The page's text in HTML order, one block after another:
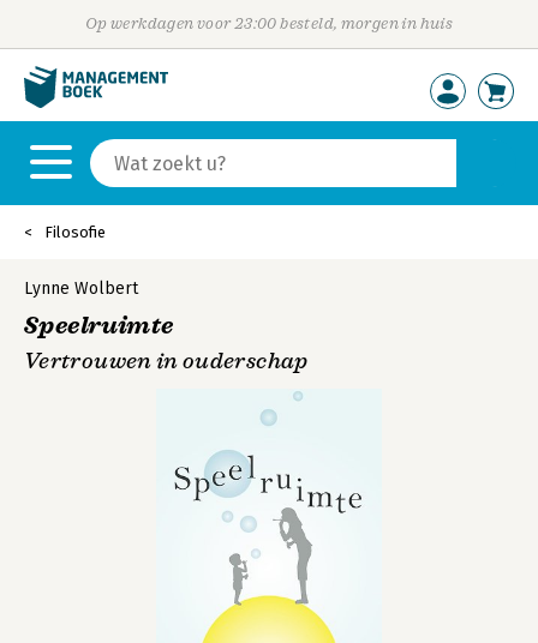
Op werkdagen voor 23:00 besteld, morgen in huis
Filosofie
Lynne Wolbert
Speelruimte
Vertrouwen in ouderschap